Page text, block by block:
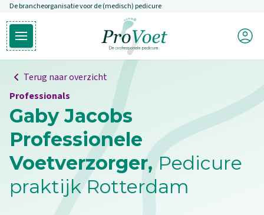
Overslaan en naar de inhoud gaan
De brancheorganisatie voor de (medisch) pedicure
Open hoofdmenu
Ga naar de homepagina
Mijn
Terug naar overzicht
Professionals
Gaby Jacobs
Professionele
Voetverzorger,Pedicure
praktijk Rotterdam